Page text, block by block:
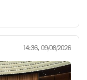
14:36, 09/08/2026